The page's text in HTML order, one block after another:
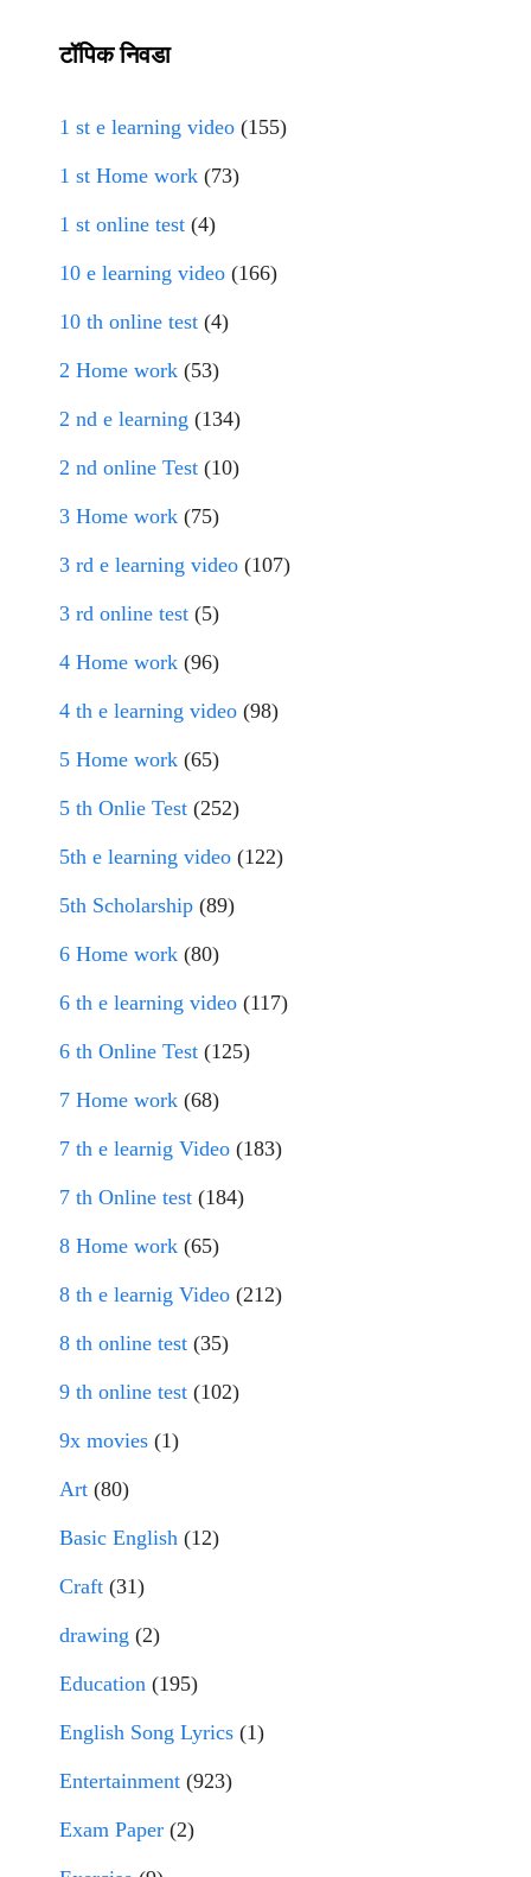
टॉपिक निवडा
1 st e learning video (155)
1 st Home work (73)
1 st online test (4)
10 e learning video (166)
10 th online test (4)
2 Home work (53)
2 nd e learning (134)
2 nd online Test (10)
3 Home work (75)
3 rd e learning video (107)
3 rd online test (5)
4 Home work (96)
4 th e learning video (98)
5 Home work (65)
5 th Onlie Test (252)
5th e learning video (122)
5th Scholarship (89)
6 Home work (80)
6 th e learning video (117)
6 th Online Test (125)
7 Home work (68)
7 th e learnig Video (183)
7 th Online test (184)
8 Home work (65)
8 th e learnig Video (212)
8 th online test (35)
9 th online test (102)
9x movies (1)
Art (80)
Basic English (12)
Craft (31)
drawing (2)
Education (195)
English Song Lyrics (1)
Entertainment (923)
Exam Paper (2)